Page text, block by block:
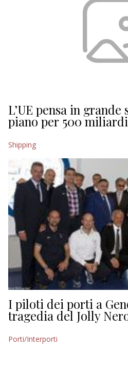
L’UE pensa in
piano per 500
Shipping
I piloti dei porti a
tragedia del Jolly
Porti/Interporti